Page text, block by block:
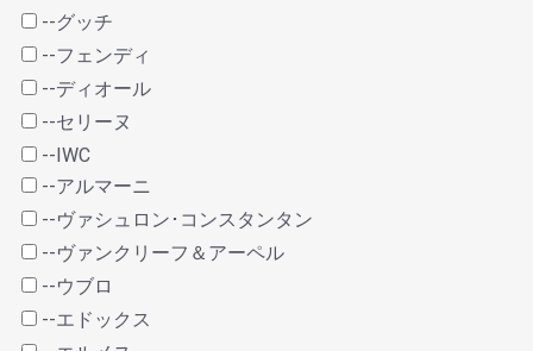
--グッチ
--フェンディ
--ディオール
--セリーヌ
--IWC
--アルマーニ
--ヴァシュロン･コンスタンタン
--ヴァンクリーフ＆アーペル
--ウブロ
--エドックス